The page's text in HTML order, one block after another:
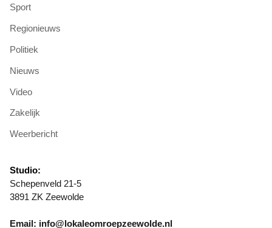
Sport
Regionieuws
Politiek
Nieuws
Video
Zakelijk
Weerbericht
Studio:
Schepenveld 21-5
3891 ZK Zeewolde
Email: info@lokaleomroepzeewolde.nl